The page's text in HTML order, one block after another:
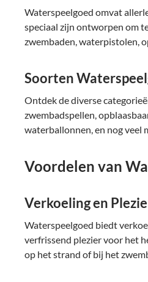
Waterspeelgoed omvat
speciaal zijn ontworpen om
zwembaden, waterpistolen,
Soorten
Ontdek de diverse
zwembadspellen,
waterballonnen, en nog veel
Voordelen van
Verkoeling en
Waterspeelgoed biedt
verfrissend plezier voor het
op het strand of bij het